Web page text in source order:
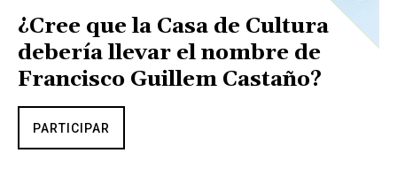
¿Cree que la Casa de Cultura
debería llevar el nombre de
Francisco Guillem Castaño?
PARTICIPAR